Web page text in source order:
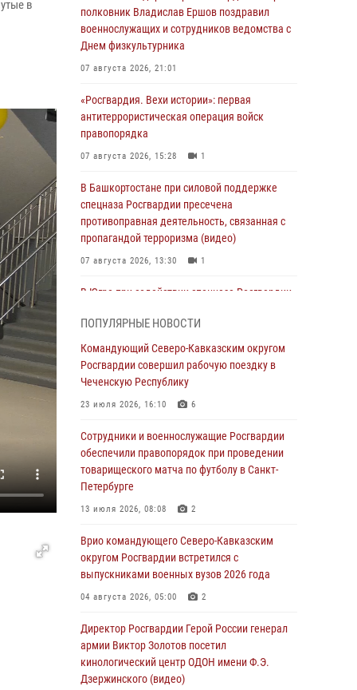
в
полковник Владислав Ершов поздравил
военнослужащих и сотрудников ведомства с
Днем физкультурника
07 августа 2026, 21:01
«Росгвардия. Вехи истории»: первая
антитеррористическая операция войск
правопорядка
07 августа 2026, 15:28 1
В Башкортостане при силовой поддержке
спецназа Росгвардии пресечена
противоправная деятельность, связанная с
пропагандой терроризма (видео)
07 августа 2026, 13:30 1
В Югре при содействии спецназа Росгвардии
миграционного законодательства
07 августа 2026, 12:54
Тонувшего ребенка спас росгвардеец в
Юные гости из летних лагерей посетили
кинологический центр Росгвардии (видео)
07 августа 2026, 12:20
Иван Пияшев – герой выпуска «Легенды
армии с Александром Маршалом»
07 августа 2026, 12:00
округу Росгвардии и ветераны военной
контрразведки почтили память Николая
Кузнецова
07 августа 2026, 12:00
ПОПУЛЯРНЫЕ НОВОСТИ
Командующий Северо-Кавказским округом
Росгвардии совершил рабочую поездку в
Чеченскую Республику
23 июля 2026, 16:10 6
Сотрудники и военнослужащие Росгвардии
обеспечили правопорядок при проведении
товарищеского матча по футболу в Санкт-
Петербурге
13 июля 2026, 08:08 2
Врио командующего Северо-Кавказским
округом Росгвардии встретился с
выпускниками военных вузов 2026 года
04 августа 2026, 05:00 2
Директор Росгвардии Герой России генерал
армии Виктор Золотов посетил
кинологический центр ОДОН имени Ф.Э.
Дзержинского (видео)